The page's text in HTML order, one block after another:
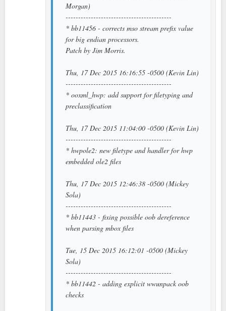
Morgan)
------------------------------------------
* bb11456 - corrects mso stream prefix value
for big endian processors.
Patch by Jim Morris.
Thu, 17 Dec 2015 16:16:55 -0500 (Kevin Lin)
------------------------------------------
* ooxml_hwp: add support for filetyping and
preclassification
Thu, 17 Dec 2015 11:04:00 -0500 (Kevin Lin)
------------------------------------------
* hwpole2: new filetype and handler for hwp
embedded ole2 files
Thu, 17 Dec 2015 12:46:38 -0500 (Mickey
Sola)
------------------------------------------
* bb11443 - fixing possible oob dereference
when parsing mbox files
Tue, 15 Dec 2015 16:12:01 -0500 (Mickey
Sola)
------------------------------------------
* bb11442 - adding explicit wwunpack oob
checks